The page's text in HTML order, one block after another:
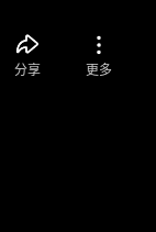
分享 更多